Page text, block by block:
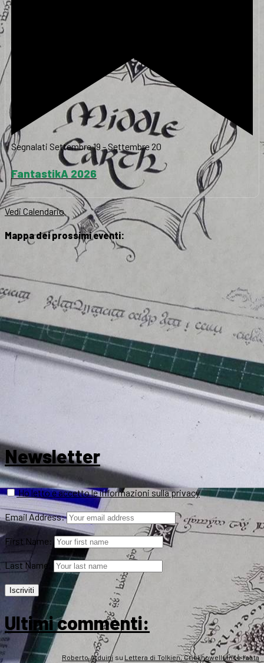
Segnalati Settembre 19 -Settembre 20
FantastikA 2026
Vedi Calendario
Mappa dei prossimi eventi:
Newsletter
Ho letto e accetto le informazioni sulla privacy
Email Address:
First Name:
Last Name:
Ultimi commenti:
Roberto Arduini su Lettera di Tolkien, Crickhowell vince l’asta